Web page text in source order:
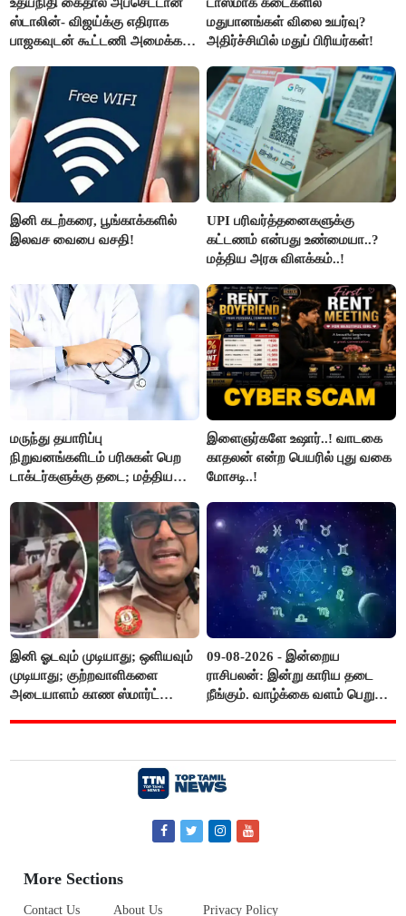
ஸ்டாலின்- விஜய்க்கு எதிராக
பாஜகவுடன் கூட்டணி அமைக்க
மதுபானங்கள் விலை உயர்வு?
அதிர்ச்சியில் மதுப் பிரியர்கள்!
இனி கடற்கரை, பூங்காக்களில்
இலவச வைபை வசதி!
UPI பரிவர்த்தனைகளுக்கு
கட்டணம் என்பது உண்மையா..?
மத்திய அரசு விளக்கம்..!
மருந்து தயாரிப்பு
நிறுவனங்களிடம் பரிசுகள் பெற
டாக்டர்களுக்கு தடை; மத்திய
இளைஞர்களே உஷார்..! வாடகை
காதலன் என்ற பெயரில் புது வகை
மோசடி..!
இனி ஓடவும் முடியாது; ஒளியவும்
முடியாது; குற்றவாளிகளை
அடையாளம் காண ஸ்மார்ட்
09-08-2026 - இன்றைய
ராசிபலன்: இன்று காரிய தடை
நீங்கும். வாழ்க்கை வளம் பெறும்.
More Sections
Contact Us About Us Privacy Policy